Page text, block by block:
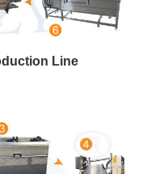
Line